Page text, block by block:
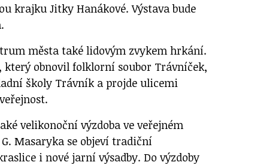
krajku Jitky Hanákové. Výstava bude
města také lidovým zvykem hrkání.
který obnovil folklorní soubor Trávníček,
školy Trávník a projde ulicemi
velikonoční výzdoba ve veřejném
Masaryka se objeví tradiční
i nové jarní výsadby. Do výzdoby